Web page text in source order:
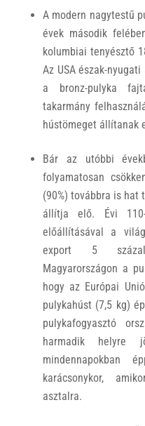
A modern nagytestű
évek második
kolumbiai tenyésztő
Az USA észak-
a bronz-pulyka
takarmány
hústömeget állítanak
Bár az utóbbi
folyamatosan
(90%) továbbra is hat
állítja elő. Évi
előállításával a
export 5
Magyarországon a
hogy az Európai
pulykahúst (7,5 kg)
pulykafogyasztó
harmadik
mindennapokban
karácsonykor,
asztalra.